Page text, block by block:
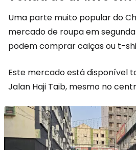
Uma parte muito popular do
mercado de roupa em
podem comprar calças ou t-
Este mercado está disponível
Jalan Haji Taib, mesmo no